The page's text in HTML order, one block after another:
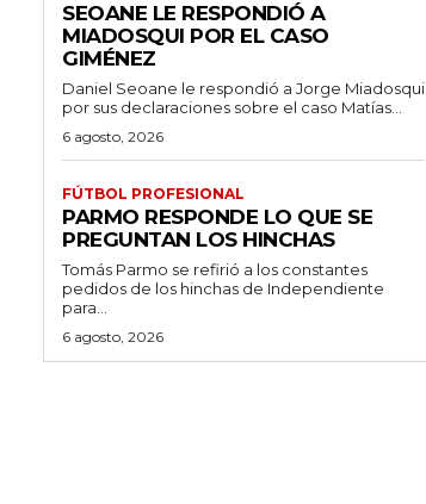
SEOANE LE RESPONDIÓ A
MIADOSQUI POR EL CASO
GIMÉNEZ
Daniel Seoane le respondió a Jorge Miadosqui
por sus declaraciones sobre el caso Matías...
6 agosto, 2026
FÚTBOL PROFESIONAL
PARMO RESPONDE LO QUE SE
PREGUNTAN LOS HINCHAS
Tomás Parmo se refirió a los constantes
pedidos de los hinchas de Independiente
para...
6 agosto, 2026